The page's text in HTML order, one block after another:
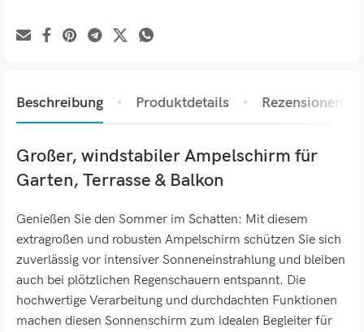
Beschreibung Produktdetails Rezensionen (0)
Großer, windstabiler Ampelschirm für
Garten, Terrasse & Balkon
Genießen Sie den Sommer im Schatten: Mit diesem
extragroßen und robusten Ampelschirm schützen Sie sich
zuverlässig vor intensiver Sonneneinstrahlung und bleiben
auch bei plötzlichen Regenschauern entspannt. Die
hochwertige Verarbeitung und durchdachten Funktionen
machen diesen Sonnenschirm zum idealen Begleiter für